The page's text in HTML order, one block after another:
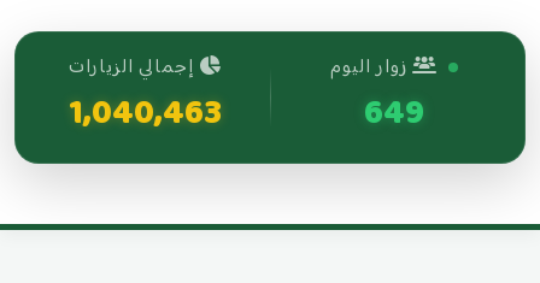
زوار اليوم
649
إجمالي الزيارات
1,040,463